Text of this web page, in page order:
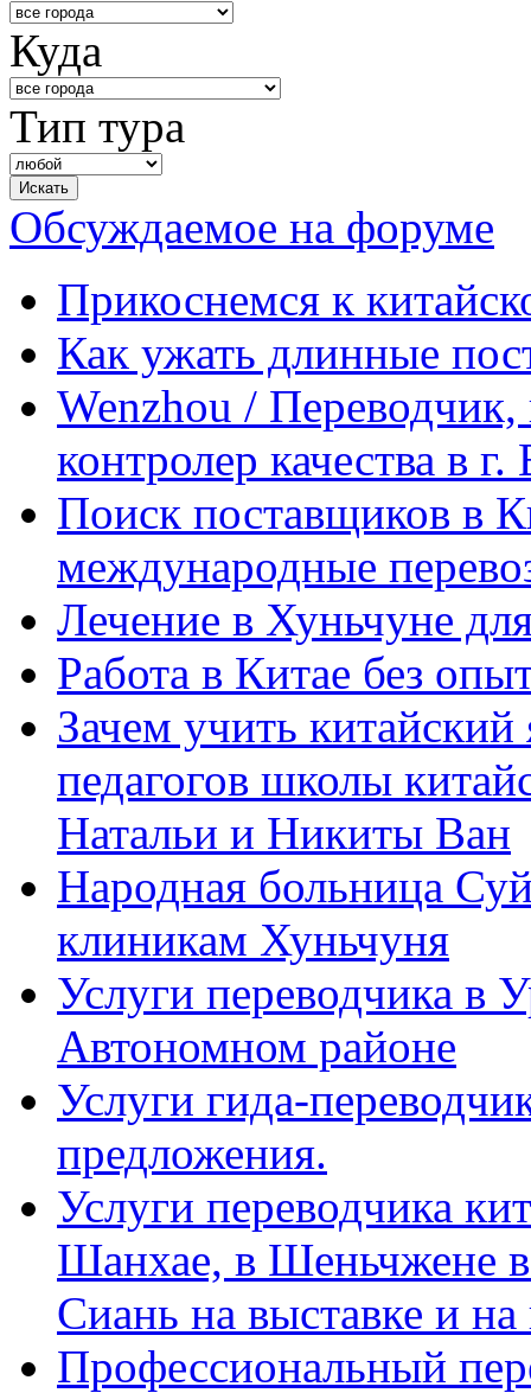
Куда
Тип тура
Обсуждаемое на форуме
Прикоснемся к
Как ужать длинные
Wenzhou / Переводчик,
контролер качества в
Поиск поставщиков в
международные
Лечение в Хуньчуне
Работа в Китае без
Зачем учить
педагогов школы
Натальи и Никиты Ван
Народная больница
клиникам Хуньчуня
Услуги переводчика в
Автономном районе
Услуги гида-
предложения.
Услуги переводчика
Шанхае, в Шеньчжене
Сиань на выставке и
Профессиональный